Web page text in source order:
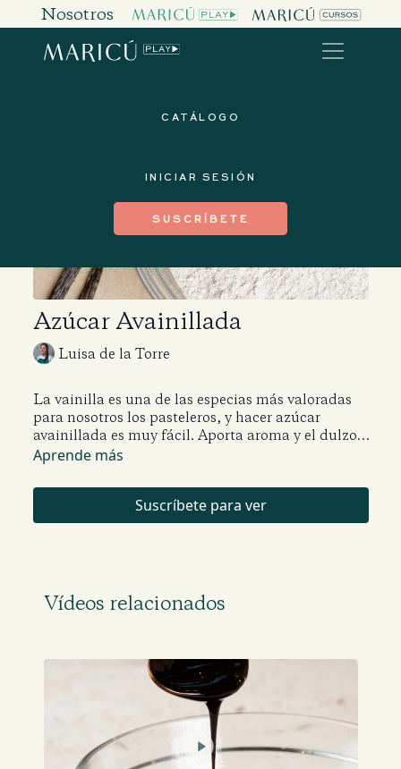
Nosotros
CATÁLOGO
INICIAR SESIÓN
SUSCRÍBETE
Azúcar Avainillada
Luisa de la Torre
La vainilla es una de las especias más valoradas
para nosotros los pasteleros, y hacer azúcar
avainillada es muy fácil. Aporta aroma y el dulzor
preciso a las preparaciones como bizcochos,
endulzar las bebidas con ella.
Aprende más
Suscríbete para ver
Vídeos relacionados